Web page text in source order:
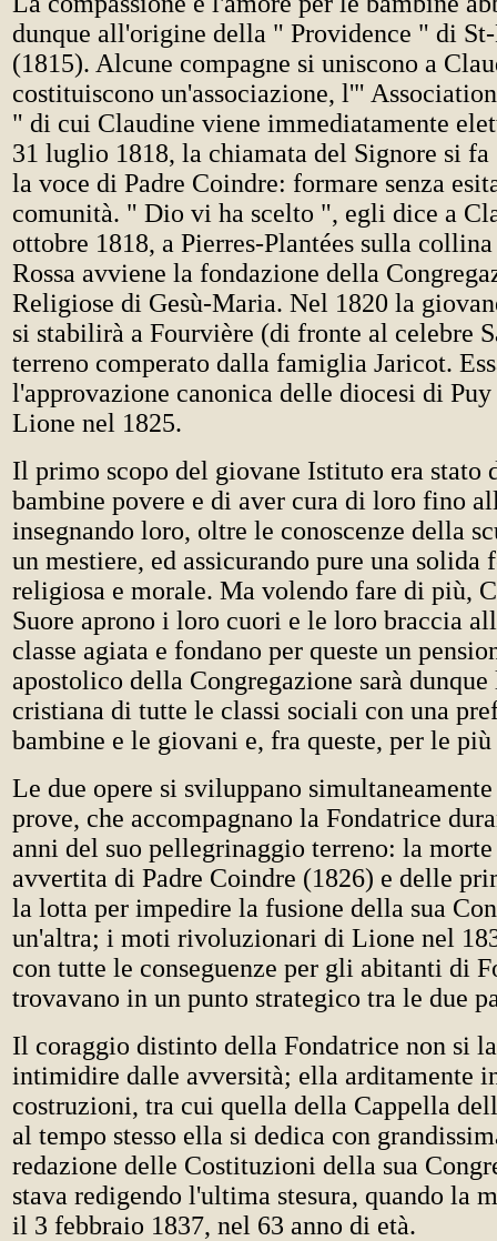
dunque all'origine della " Providence " di
(1815). Alcune compagne si uniscono a
costituiscono un'associazione, l'"
" di cui Claudine viene immediatamente
31 luglio 1818, la chiamata del Signore si fa
la voce di Padre Coindre: formare senza
comunità. " Dio vi ha scelto ", egli dice a
ottobre 1818, a Pierres-Plantées sulla
Rossa avviene la fondazione della
Religiose di Gesù-Maria. Nel 1820 la
si stabilirà a Fourvière (di fronte al celebre
terreno comperato dalla famiglia Jaricot.
l'approvazione canonica delle diocesi di
Lione nel 1825.
Il primo scopo del giovane Istituto era stato
bambine povere e di aver cura di loro fino
insegnando loro, oltre le conoscenze della
un mestiere, ed assicurando pure una solida
religiosa e morale. Ma volendo fare di più,
Suore aprono i loro cuori e le loro braccia
classe agiata e fondano per queste un
apostolico della Congregazione sarà
cristiana di tutte le classi sociali con una
bambine e le giovani e, fra queste, per le
Le due opere si sviluppano
prove, che accompagnano la Fondatrice
anni del suo pellegrinaggio terreno: la
avvertita di Padre Coindre (1826) e delle
la lotta per impedire la fusione della sua
un'altra; i moti rivoluzionari di Lione nel
con tutte le conseguenze per gli abitanti di
trovavano in un punto strategico tra le due
Il coraggio distinto della Fondatrice non si
intimidire dalle avversità; ella arditamente
costruzioni, tra cui quella della Cappella
al tempo stesso ella si dedica con
redazione delle Costituzioni della sua
stava redigendo l'ultima stesura, quando la
il 3 febbraio 1837, nel 63 anno di età.